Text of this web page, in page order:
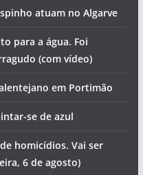
atuam no Algarve
para a água. Foi
(com vídeo)
em Portimão
se de azul
homicídios. Vai ser
6 de agosto)